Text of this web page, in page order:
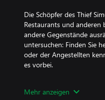
Die Schöpfer des Thief
Restaurants und anderen
andere Gegenstände
untersuchen: Finden Sie
oder der Angestellten
es vorbei.
welchen Gegenstand Sie
Mehr anzeigen